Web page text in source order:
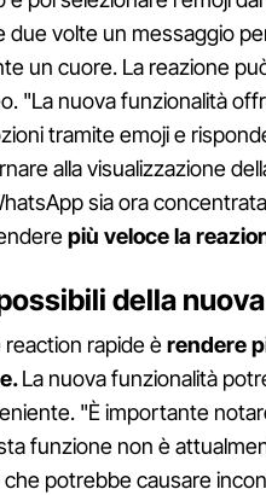
due volte un messaggio
un cuore. La reazione
"La nuova funzionalità
tramite emoji e
alla visualizzazione
sia ora
più veloce la
della
reaction rapide èrendere
La nuova funzionalità
"È importante
funzione non è
potrebbe causare